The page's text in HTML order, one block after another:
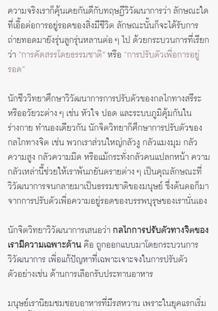
ความจริงเราก็คุ้นเคยกันดีกับทฤษฏีวิวัฒนาการว่า ลักษณะใด
ที่เอื้อต่อการอยู่รอดของสิ่งมีชีวิต ลักษณะนั้นก็จะได้รับการ
ถ่ายทอดมายังรุ่นลูกรุ่นหลานต่อ ๆ ไป ด้วยกระบวนการที่เรียก
ว่า “การคัดสรรโดยธรรมชาติ”หรือ “การปรับตัวเพื่อการอยู่
รอด”
นักชีววิทยาศึกษาวิวัฒนาการการปรับตัวของกลไกทางสรีระ
หรืออวัยวะต่าง ๆ เช่น หัวใจ ปอด และระบบภูมิคุ้มกันใน
ร่างกาย ทำนองเดียวกัน นักจิตวิทยาก็ศึกษาการปรับตัวของ
กลไกทางจิต เช่น พวกเราส่วนใหญ่กลัวงู กลัวแมงมุม กลัว
ความสูง กลัวความมืด หรือแม้กระทั่งกลัวคนแปลกหน้า ความ
กลัวเหล่านี้ช่วยให้เราพ้นภยันตรายต่าง ๆ เป็นคุณลักษณะที่
วิวัฒนาการจนกลายมาเป็นธรรมชาติของมนุษย์ ซึ่งต้นตอก็มา
จากการปรับตัวเพื่อความอยู่รอดของบรรพบุรุษของเรานั่นเอง
นักจิตวิทยาวิวัฒนาการเสนอว่า กลไกการปรับตัวทางจิตของ
เรามีความเฉพาะด้าน คือ ถูกออกแบบมาโดยกระบวนการ
วิวัฒนาการ เพื่อแก้ปัญหาที่เฉพาะเจาะจงในการปรับตัว
ตัวอย่างเช่น ด้านการเลือกรับประทานอาหาร
มนุษย์เรานิยมชมชอบอาหารที่มีรสหวาน เพราะในยุคแรกเริ่ม